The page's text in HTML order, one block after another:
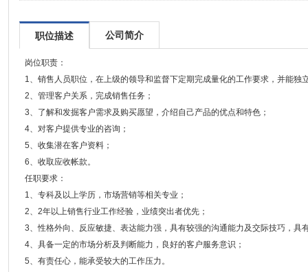
职位描述 公司简介
岗位职责：
1、销售人员职位，在上级的领导和监督下定期完成量化的工作要求，并能独
2、管理客户关系，完成销售任务；
3、了解和发掘客户需求及购买愿望，介绍自己产品的优点和特色；
4、对客户提供专业的咨询；
5、收集潜在客户资料；
6、收取应收帐款。
任职要求：
1、专科及以上学历，市场营销等相关专业；
2、2年以上销售行业工作经验，业绩突出者优先；
3、性格外向、反应敏捷、表达能力强，具有较强的沟通能力及交际技巧，具
4、具备一定的市场分析及判断能力，良好的客户服务意识；
5、有责任心，能承受较大的工作压力。